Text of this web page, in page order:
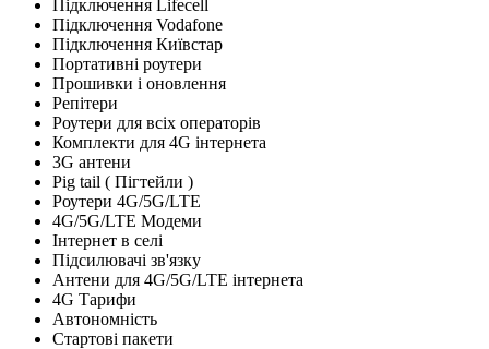
Підключення Lifecell
Підключення Vodafone
Підключення Київстар
Портативні роутери
Прошивки і оновлення
Репітери
Роутери для всіх операторів
Комплекти для 4G інтернета
3G антени
Pig tail ( Пігтейли )
Роутери 4G/5G/LTE
4G/5G/LTE Модеми
Інтернет в селі
Підсилювачі зв'язку
Антени для 4G/5G/LTE інтернета
4G Тарифи
Автономність
Стартові пакети